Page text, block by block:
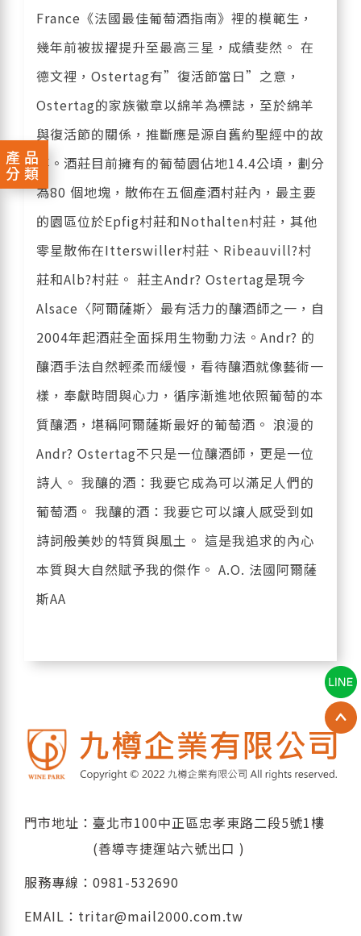
產品
分類
France《法國最佳葡萄酒指南》裡的模範生，
幾年前被拔擢提升至最高三星，成績斐然。 在
德文裡，Ostertag有”復活節當日”之意，
Ostertag的家族徽章以綿羊為標誌，至於綿羊
與復活節的關係，推斷應是源自舊約聖經中的故
事。酒莊目前擁有的葡萄園佔地14.4公頃，劃分
為80 個地塊，散佈在五個產酒村莊內，最主要
的園區位於Epfig村莊和Nothalten村莊，其他
零星散佈在Itterswiller村莊、Ribeauvill?村
莊和Alb?村莊。 莊主Andr? Ostertag是現今
Alsace〈阿爾薩斯〉最有活力的釀酒師之一，自
2004年起酒莊全面採用生物動力法。Andr? 的
釀酒手法自然輕柔而緩慢，看待釀酒就像藝術一
樣，奉獻時間與心力，循序漸進地依照葡萄的本
質釀酒，堪稱阿爾薩斯最好的葡萄酒。 浪漫的
Andr? Ostertag不只是一位釀酒師，更是一位
詩人。 我釀的酒：我要它成為可以滿足人們的
葡萄酒。 我釀的酒：我要它可以讓人感受到如
詩詞般美妙的特質與風土。 這是我追求的內心
本質與大自然賦予我的傑作。 A.O. 法國阿爾薩
斯AA
門市地址：臺北市100中正區忠孝東路二段5號1樓
(善導寺捷運站六號出口 )
服務專線： 0981-532690
EMAIL： tritar@mail2000.com.tw